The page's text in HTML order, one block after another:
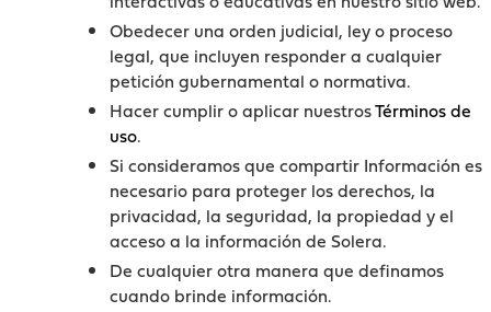
Obedecer una orden judicial, ley o proceso
legal, que incluyen responder a cualquier
petición gubernamental o normativa.
Hacer cumplir o aplicar nuestrosTérminos de
uso.
Si consideramos que compartir Información es
necesario para proteger los derechos, la
privacidad, la seguridad, la propiedad y el
acceso a la información de Solera.
De cualquier otra manera que definamos
cuando brinde información.